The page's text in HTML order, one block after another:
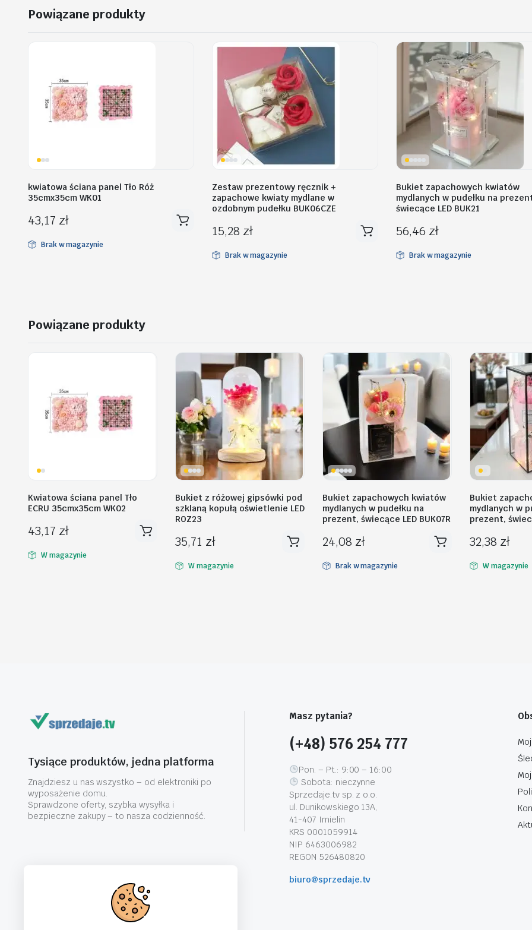
Powiązane produkty
kwiatowa ściana panel Tło Róż
35cmx35cm WK01
43,17 zł
Brak w magazynie
Zestaw prezentowy ręcznik +
zapachowe kwiaty mydlane w
ozdobnym pudełku BUK06CZE
15,28 zł
Brak w magazynie
Bukiet zapachowych kwiatów
mydlanych w pudełku na
świecące LED BUK21
56,46 zł
Brak w magazynie
Powiązane produkty
Kwiatowa ściana panel Tło
ECRU 35cmx35cm WK02
43,17 zł
W magazynie
Bukiet z różowej gipsówki pod
szklaną kopułą oświetlenie LED
ROZ23
35,71 zł
W magazynie
Bukiet zapachowych kwiatów
mydlanych w pudełku na
prezent, świecące LED BUK07R
24,08 zł
Brak w magazynie
Bukiet
mydlanych w
prezent,
32,38 zł
W magazynie
Tysiące produktów, jedna platforma
Znajdziesz u nas wszystko – od elektroniki po
wyposażenie domu.
Sprawdzone oferty, szybka wysyłka i
bezpieczne zakupy – to nasza codzienność.
Masz pytania?
(+48) 576 254 777
Pon. – Pt.: 9:00 – 16:00
Sobota: nieczynne
Sprzedaje.tv sp. z o.o.
ul. Dunikowskiego 13A,
41-407 Imielin
KRS 0001059914
NIP 6463006982
REGON 526480820
biuro@sprzedaje.tv